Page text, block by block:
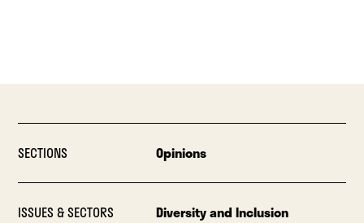
SECTIONS Opinions
ISSUES & SECTORS Diversity and Inclusion